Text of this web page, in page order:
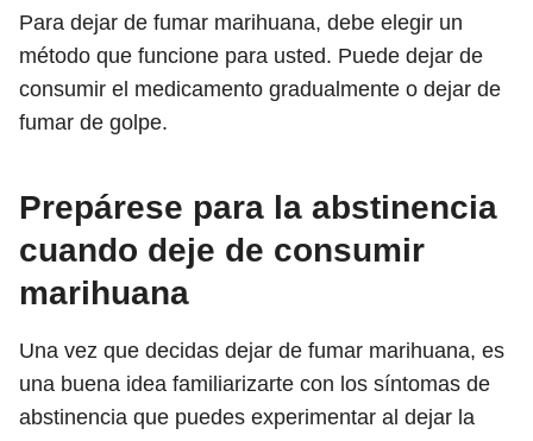
Para dejar de fumar marihuana, debe elegir un
método que funcione para usted. Puede dejar de
consumir el medicamento gradualmente o dejar de
fumar de golpe.
Prepárese para la abstinencia
cuando deje de consumir
marihuana
Una vez que decidas dejar de fumar marihuana, es
una buena idea familiarizarte con los síntomas de
abstinencia que puedes experimentar al dejar la